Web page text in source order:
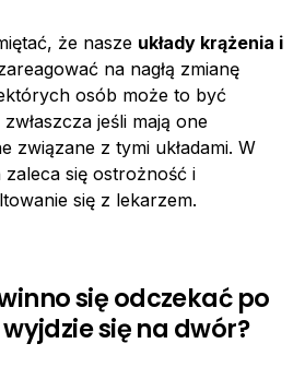
że nasze układy krążenia i
na nagłą zmianę
osób może to być
jeśli mają one
związane z tymi układami. W
się ostrożność i
się z lekarzem.
się odczekać po
się na dwór?